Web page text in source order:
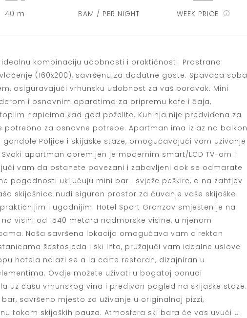
40 m BAM / PER NIGHT WEEK PRICE
kombinaciju udobnosti i praktičnosti. Prostrana
(160x200), savršenu za dodatne goste. Spavaća soba
osiguravajući vrhunsku udobnost za vaš boravak. Mini
i osnovnim aparatima za pripremu kafe i čaja,
napicima kad god poželite. Kuhinja nije predviđena za
potrebno za osnovne potrebe. Apartman ima izlaz na balkon
Poljice i skijaške staze, omogućavajući vam uživanje
apartman opremljen je modernim smart/LCD TV-om i
vam da ostanete povezani i zabavljeni dok se odmarate
pogodnosti uključuju mini bar i svježe peškire, a na zahtjev
skijašnica nudi siguran prostor za čuvanje vaše skijaške
i ugodnijim. Hotel Sport Granzov smješten je na
visini od 1540 metara nadmorske visine, u njenom
Naša savršena lokacija omogućava vam direktan
šestosjeda i ski lifta, pružajući vam idealne uslove
hotela nalazi se a la carte restoran, dizajniran u
Ovdje možete uživati u bogatoj ponudi
uz čašu vrhunskog vina i predivan pogled na skijaške staze.
savršeno mjesto za uživanje u originalnoj pizzi,
tokom skijaških pauza. Atmosfera ski bara će vas uvući u